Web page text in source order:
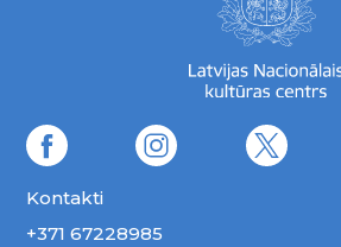
Kontakti
+371 67228985